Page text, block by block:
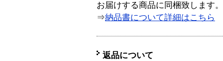
お届けする商品に同梱致します。
⇒納品書について詳細はこちら
返品について